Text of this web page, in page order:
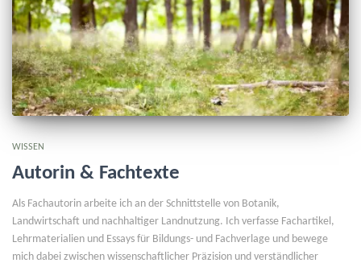
WISSEN
Autorin & Fachtexte
Als Fachautorin arbeite ich an der Schnittstelle von Botanik,
Landwirtschaft und nachhaltiger Landnutzung. Ich verfasse Fachartikel,
Lehrmaterialien und Essays für Bildungs- und Fachverlage und bewege
mich dabei zwischen wissenschaftlicher Präzision und verständlicher